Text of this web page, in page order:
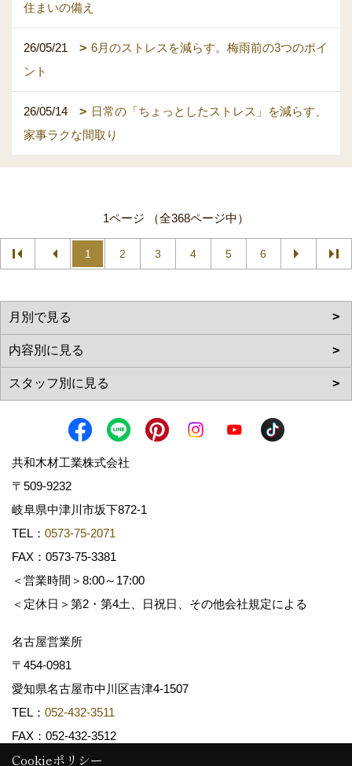
住まいの備え
26/05/21
6月のストレスを減らす。梅雨前の3つのポイ
ント
26/05/14
日常の「ちょっとしたストレス」を減らす、
家事ラクな間取り
1ページ （全368ページ中）
1 2 3 4 5 6
共和木材工業株式会社
〒509-9232
岐阜県中津川市坂下872‐1
TEL： 0573-75-2071
FAX：0573-75-3381
＜営業時間＞8:00～17:00
＜定休日＞第2・第4土、日祝日、その他会社規定による
名古屋営業所
〒454-0981
愛知県名古屋市中川区吉津4-1507
TEL： 052-432-3511
FAX：052-432-3512
Cookieポリシー